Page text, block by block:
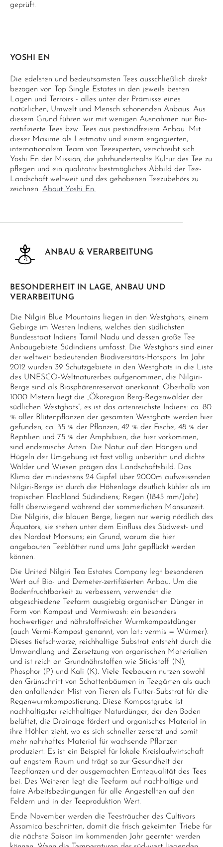
geprüft.
YOSHI EN
Die edelsten und bedeutsamsten Tees ausschließlich direkt
bezogen von Top Single Estates in den jeweils besten
Lagen und Terroirs - alles unter der Prämisse eines
natürlichen, Umwelt und Mensch schonenden Anbaus. Aus
diesem Grund führen wir mit wenigen Ausnahmen nur Bio-
zertifizierte Tees bzw. Tees aus pestizidfreiem Anbau. Mit
dieser Maxime als Leitmotiv und einem engagierten,
internationalem Team von Teeexperten, verschreibt sich
Yoshi En der Mission, die jahrhundertealte Kultur des Tee zu
pflegen und ein qualitativ bestmögliches Abbild der Tee-
Landschaft weltweit und des gehobenen Teezubehörs zu
zeichnen. About Yoshi En.
ANBAU & VERARBEITUNG
BESONDERHEIT IN LAGE, ANBAU UND
VERARBEITUNG
Die Nilgiri Blue Mountains liegen in den Westghats, einem
Gebirge im Westen Indiens, welches den südlichsten
Bundesstaat Indiens Tamil Nadu und dessen große Tee
Anbaugebiete Südindiens umfasst. Die Westghats sind einer
der weltweit bedeutenden Biodiversitäts-Hotspots. Im Jahr
2012 wurden 39 Schutzgebiete in den Westghats in die Liste
des UNESCO-Weltnaturerbes aufgenommen, die Nilgiri-
Berge sind als Biosphärenreservat anerkannt. Oberhalb von
1000 Metern liegt die „Ökoregion Berg-Regenwälder der
südlichen Westghats“, es ist das artenreichste Indiens: ca. 80
% aller Blütenpflanzen der gesamten Westghats werden hier
gefunden; ca. 35 % der Pflanzen, 42 % der Fische, 48 % der
Reptilien und 75 % der Amphibien, die hier vorkommen,
sind endemische Arten. Die Natur auf den Hängen und
Hügeln der Umgebung ist fast völlig unberührt und dichte
Wälder und Wiesen prägen das Landschaftsbild. Das
Klima der mindestens 24 Gipfel über 2000m aufweisenden
Nilgiri-Berge ist durch die Höhenlage deutlich kühler als im
tropischen Flachland Südindiens; Regen (1845 mm/Jahr)
fällt überwiegend während der sommerlichen Monsunzeit.
Die Nilgiris, die blauen Berge, liegen nur wenig nördlich des
Äquators, sie stehen unter dem Einfluss des Südwest- und
des Nordost Monsuns; ein Grund, warum die hier
angebauten Teeblätter rund ums Jahr gepflückt werden
können.
Die United Nilgiri Tea Estates Company legt besonderen
Wert auf Bio- und Demeter-zertifizierten Anbau. Um die
Bodenfruchtbarkeit zu verbessern, verwendet die
abgeschiedene Teefarm ausgiebig organischen Dünger in
Form von Kompost und Vermiwash: ein besonders
hochwertiger und nährstoffreicher Wurmkompostdünger
(auch Vermi-Kompost genannt, von lat.: vermis = Würmer).
Dieses tiefschwarze, reichhaltige Substrat entsteht durch die
Umwandlung und Zersetzung von organischen Materialien
und ist reich an Grundnährstoffen wie Stickstoff (N),
Phosphor (P) und Kali (K). Viele Teebauern nutzen sowohl
den Grünschnitt von Schattenbäumen in Teegärten als auch
den anfallenden Mist von Tieren als Futter-Substrat für die
Regenwurmkompostierung. Diese Kompostgrube ist
nachhaltigster reichhaltiger Naturdünger, der den Boden
belüftet, die Drainage fördert und organisches Material in
ihre Höhlen zieht, wo es sich schneller zersetzt und somit
mehr nahrhaftes Material für wachsende Pflanzen
produziert. Es ist ein Beispiel für lokale Kreislaufwirtschaft
auf engstem Raum und trägt so zur Gesundheit der
Teepflanzen und der ausgemachten Erntequalität des Tees
bei. Des Weiteren legt die Teefarm auf nachhaltige und
faire Arbeitsbedingungen für alle Angestellten auf den
Feldern und in der Teeproduktion Wert.
Ende November werden die Teesträucher des Cultivars
Assamica beschnitten, damit die frisch gekeimten Triebe für
die nächste Saison im kommenden Jahr geerntet werden